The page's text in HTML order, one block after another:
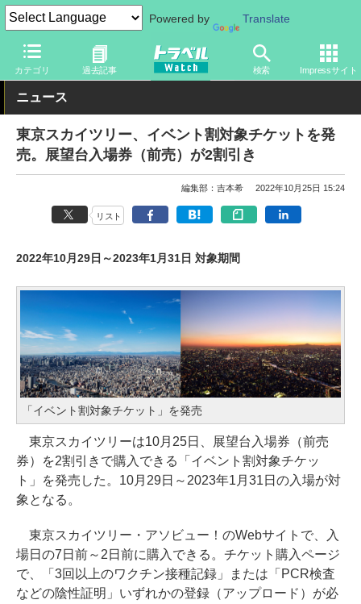
Powered by Translate
カテゴリ 過去記事 検索 Impressサイト
トラベル Watch 地域 国内旅行 東京
ニュース
東京スカイツリー、イベント割対象チケットを発
売。展望台入場券（前売）が2割引き
編集部：吉本希 2022年10月25日 15:24
リスト
2022年10月29日～2023年1月31日 対象期間
「イベント割対象チケット」を発売
東京スカイツリーは10月25日、展望台入場券（前売
券）を2割引きで購入できる「イベント割対象チケッ
ト」を発売した。10月29日～2023年1月31日の入場が対
象となる。
東京スカイツリー・アソビュー！のWebサイトで、入
場日の7日前～2日前に購入できる。チケット購入ページ
で、「3回以上のワクチン接種記録」または「PCR検査
などの陰性証明」いずれかの登録（アップロード）が必